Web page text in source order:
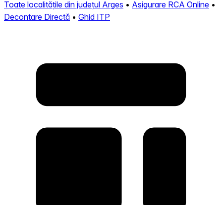
Toate localitățile din județul Arges • Asigurare RCA Online •
Decontare Directă • Ghid ITP